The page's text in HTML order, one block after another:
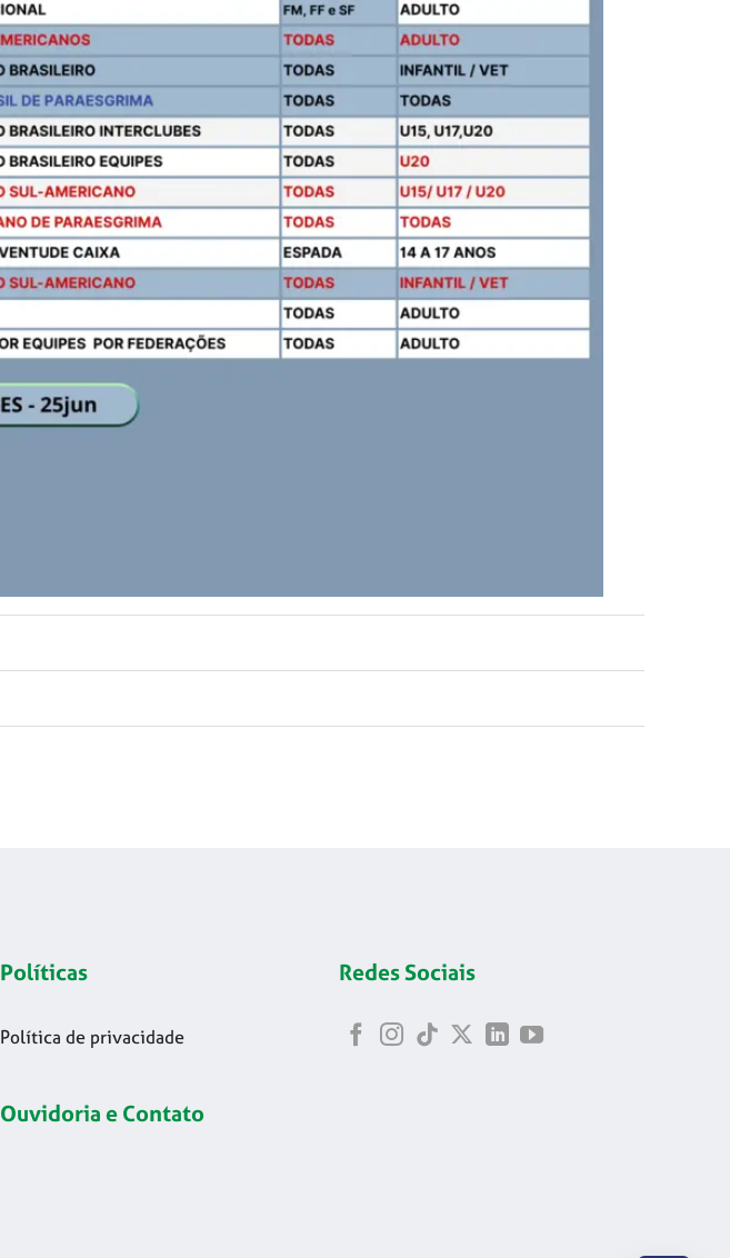
Políticas
Política de privacidade
Ouvidoria e Contato
Redes Sociais